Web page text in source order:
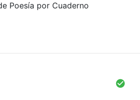
Poesía por Cuaderno